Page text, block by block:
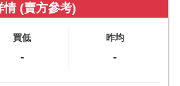
情 (賣方參考)
買低
-
昨均
-